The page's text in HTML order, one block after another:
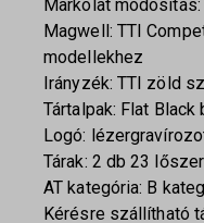
Markolat módosítás:
Magwell: TTI
modellekhez
Irányzék: TTI zöld
Tártalpak: Flat Black
Logó:
Tárak: 2 db 23
AT kategória: B
Kérésre szállítható